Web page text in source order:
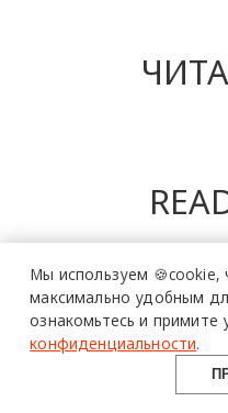
Мы используем 🍪cookie,
максимально удобным
ознакомьтесь и примите
конфиденциальности.